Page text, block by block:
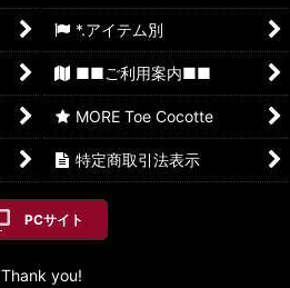
*.アイテム別
■■ご利用案内■■
MORE Toe Cocotte
特定商取引法表示
PCサイト
Thank you!